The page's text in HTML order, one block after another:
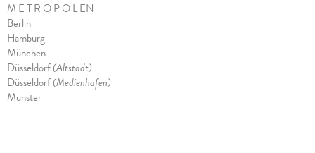
M E T R O P O L EN
Berlin
Hamburg
München
Düsseldorf(Altstadt)
Düsseldorf(Medienhafen)
Münster